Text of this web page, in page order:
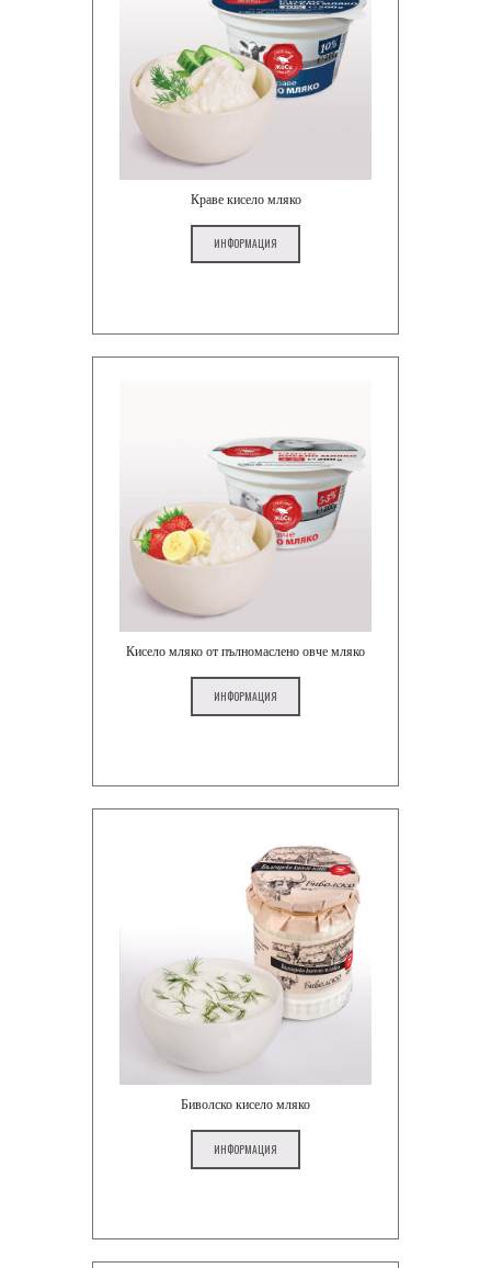
Краве кисело мляко
ИНФОРМАЦИЯ
Кисело мляко от пълномаслено овче мляко
ИНФОРМАЦИЯ
Биволско кисело мляко
ИНФОРМАЦИЯ